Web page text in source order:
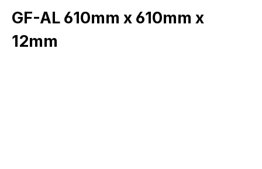
GF-AL 610mm x 610mm x
12mm